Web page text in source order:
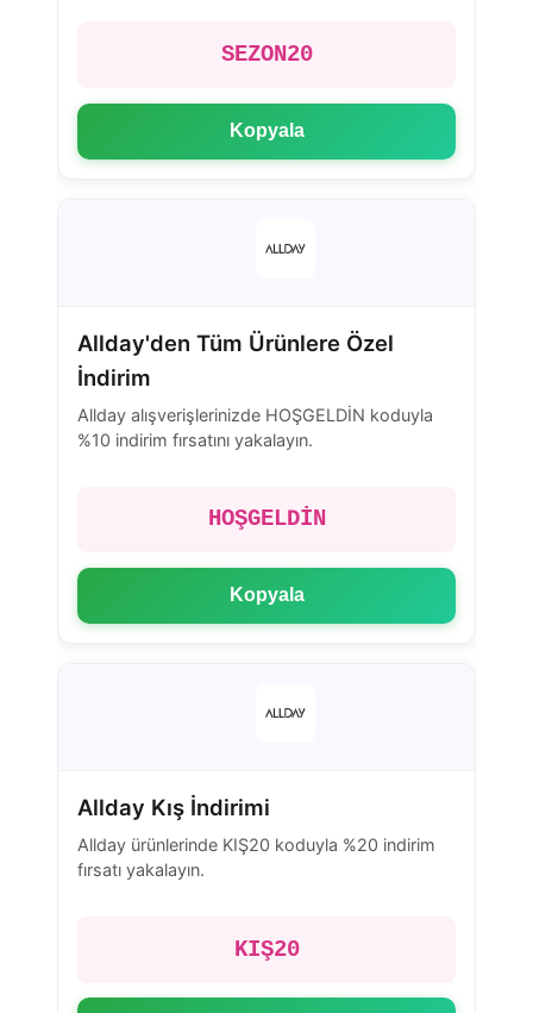
SEZON20
Kopyala
Allday'den Tüm Ürünlere Özel
İndirim
Allday alışverişlerinizde HOŞGELDİN koduyla
%10 indirim fırsatını yakalayın.
HOŞGELDİN
Kopyala
Allday Kış İndirimi
Allday ürünlerinde KIŞ20 koduyla %20 indirim
fırsatı yakalayın.
KIŞ20